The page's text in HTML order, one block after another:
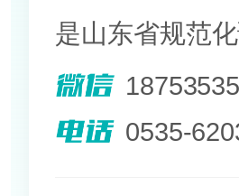
是山东省规范
院。熟悉皮肤
其擅长光化学
0535-